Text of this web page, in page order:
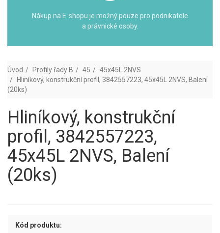
Nákup na E-shopu je možný pouze pro podnikatele
a právnické osoby.
Úvod Profily řady B 45
45x45L 2NVS
Hliníkový, konstrukční profil, 3842557223, 45x45L 2NVS, Balení
(20ks)
Hliníkový, konstrukční
profil, 3842557223,
45x45L 2NVS, Balení
(20ks)
Kód produktu: